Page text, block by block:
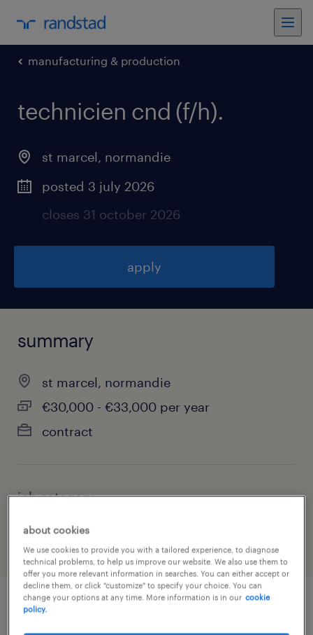
manufacturing & production
technicien cnd (f/h).
st marcel, normandie
posted 3 july 2026
closes 31 october 2026
apply
summary
st marcel, normandie
€30,000 - €33,000 per year
contract
job category
about cookies
We use cookies to provide you with a tailored experience, to diagnose
technical problems, to help us improve our website. We also use them to
offer you more relevant information in searches. You can either accept or
decline them, or click "customize" to specify your choice. You can
change your options at any time. More information is in our cookie
policy.